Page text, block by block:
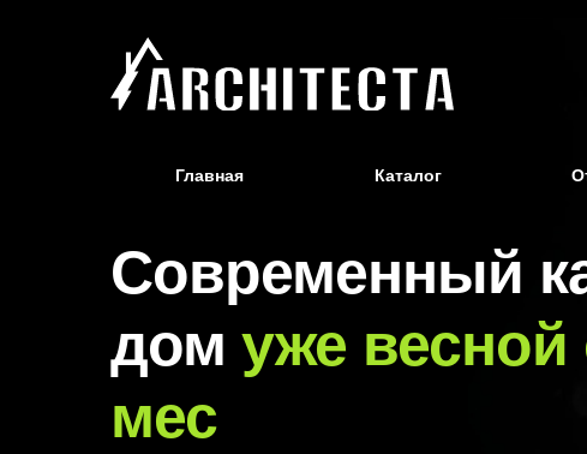
Современный
дом уже весной
мес
Каталог
Главная